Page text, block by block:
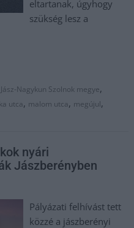
eltartanak, úgyhogy
szükség lesz a
Jász-Nagykun Szolnok megye,
utca, malom utca, megújul,
nyári
Jászberényben
Pályázati felhívást tett
közzé a jászberényi